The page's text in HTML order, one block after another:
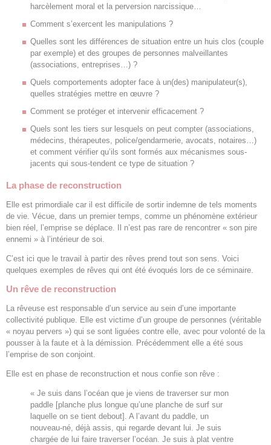
harcèlement moral et la perversion narcissique…
Comment s’exercent les manipulations ?
Quelles sont les différences de situation entre un huis clos (couple
par exemple) et des groupes de personnes malveillantes
(associations, entreprises…) ?
Quels comportements adopter face à un(des) manipulateur(s),
quelles stratégies mettre en œuvre ?
Comment se protéger et intervenir efficacement ?
Quels sont les tiers sur lesquels on peut compter (associations,
médecins, thérapeutes, police/gendarmerie, avocats, notaires…)
et comment vérifier qu’ils sont formés aux mécanismes sous-
jacents qui sous-tendent ce type de situation ?
La phase de reconstruction
Elle est primordiale car il est difficile de sortir indemne de tels moments
de vie. Vécue, dans un premier temps, comme un phénomène extérieur
bien réel, l’emprise se déplace. Il n’est pas rare de rencontrer « son pire
ennemi » à l’intérieur de soi.
C’est ici que le travail à partir des rêves prend tout son sens. Voici
quelques exemples de rêves qui ont été évoqués lors de ce séminaire.
Un rêve de reconstruction
La rêveuse est responsable d’un service au sein d’une importante
collectivité publique. Elle est victime d’un groupe de personnes (véritable
« noyau pervers ») qui se sont liguées contre elle, avec pour volonté de la
pousser à la faute et à la démission. Précédemment elle a été sous
l’emprise de son conjoint.
Elle est en phase de reconstruction et nous confie son rêve :
« Je suis dans l’océan que je viens de traverser sur mon
paddle [planche plus longue qu’une planche de surf sur
laquelle on se tient debout]. A l’avant du paddle, un
nouveau-né, déjà assis, qui regarde devant lui. Je suis
chargée de lui faire traverser l’océan. Je suis à plat ventre